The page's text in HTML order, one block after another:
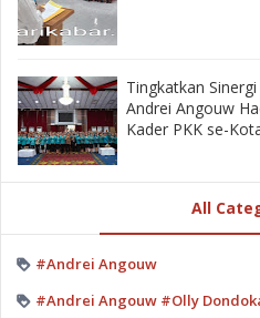
‎Tingkatkan
Andrei Angouw
Kader PKK se-
All
#Andrei Angouw
#Andrei Angouw #Olly